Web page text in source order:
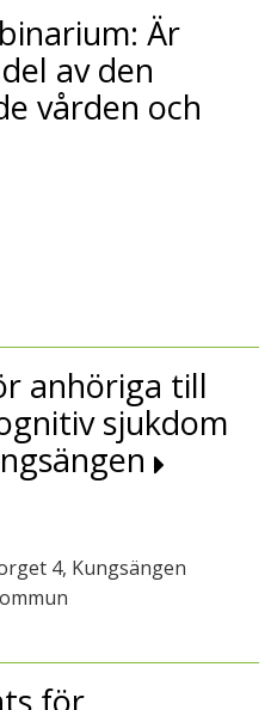
Är
av den
vården och
anhöriga till
sjukdom
4, Kungsängen
för